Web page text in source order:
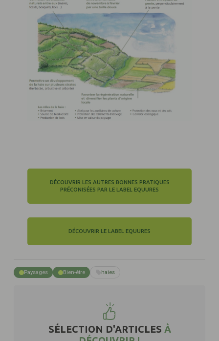
DÉCOUVRIR LES AUTRES BONNES PRATIQUES
PRÉCONISÉES PAR LE LABEL EQUURES
DÉCOUVRIR LE LABEL EQUURES
Paysages Bien-être haies
SÉLECTION D'ARTICLES À